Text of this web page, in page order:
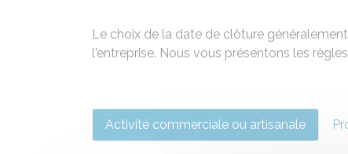
Le choix de la date de clôture
l'entreprise. Nous vous présentons les
Activité commerciale ou artisanale